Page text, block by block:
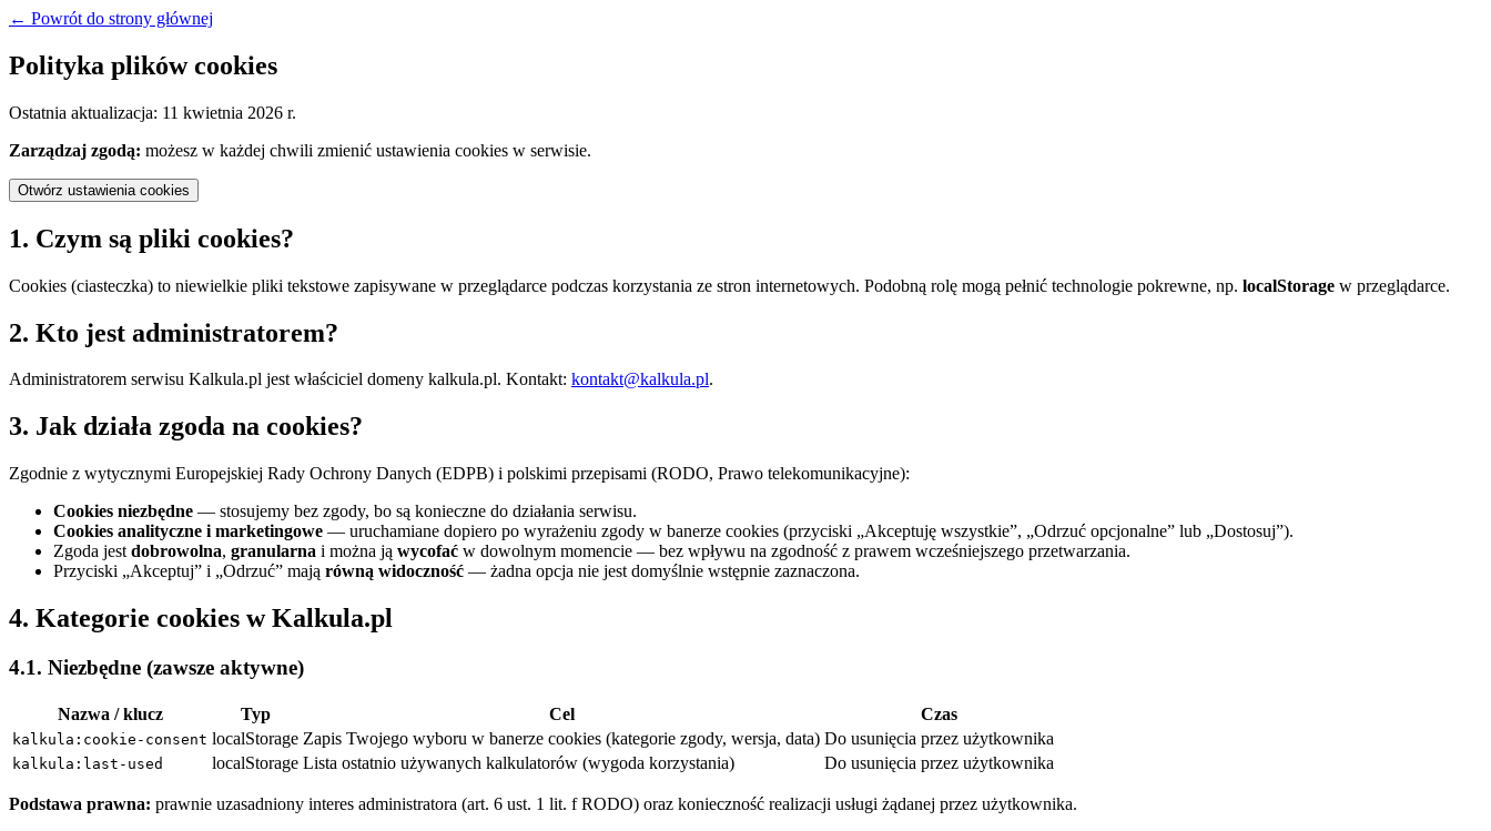
← Powrót do strony głównej
Polityka plików cookies
Ostatnia aktualizacja: 11 kwietnia 2026 r.
Zarządzaj zgodą: możesz w każdej chwili zmienić ustawienia cookies w serwisie.
Otwórz ustawienia cookies
1. Czym są pliki cookies?
Cookies (ciasteczka) to niewielkie pliki tekstowe zapisywane w przeglądarce podczas korzystania ze stron internetowych. Podobną rolę mogą pełnić technologie pokrewne, np. localStorage w przeglądarce.
2. Kto jest administratorem?
Administratorem serwisu Kalkula.pl jest właściciel domeny kalkula.pl. Kontakt: kontakt@kalkula.pl.
3. Jak działa zgoda na cookies?
Zgodnie z wytycznymi Europejskiej Rady Ochrony Danych (EDPB) i polskimi przepisami (RODO, Prawo telekomunikacyjne):
Cookies niezbędne — stosujemy bez zgody, bo są konieczne do działania serwisu.
Cookies analityczne i marketingowe — uruchamiane dopiero po wyrażeniu zgody w banerze cookies (przyciski „Akceptuję wszystkie”, „Odrzuć opcjonalne” lub „Dostosuj”).
Zgoda jest dobrowolna, granularna i można ją wycofać w dowolnym momencie — bez wpływu na zgodność z prawem wcześniejszego przetwarzania.
Przyciski „Akceptuj” i „Odrzuć” mają równą widoczność — żadna opcja nie jest domyślnie wstępnie zaznaczona.
4. Kategorie cookies w Kalkula.pl
4.1. Niezbędne (zawsze aktywne)
Nazwa / klucz Typ Cel Czas
kalkula:cookie-consent localStorage Zapis Twojego wyboru w banerze cookies (kategorie zgody, wersja, data) Do usunięcia przez użytkownika
kalkula:last-used localStorage Lista ostatnio używanych kalkulatorów (wygoda korzystania) Do usunięcia przez użytkownika
Podstawa prawna: prawnie uzasadniony interes administratora (art. 6 ust. 1 lit. f RODO) oraz konieczność realizacji usługi żądanej przez użytkownika.